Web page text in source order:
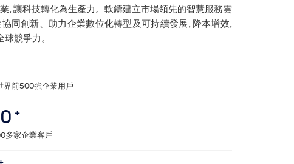
, 讓科技轉化為生產力。軟鑄建立市場領先的智慧服務雲
同創新、助力企業數位化轉型及可持續發展, 降本增效,
競爭力。
界前500強企業用戶
多家企業客戶